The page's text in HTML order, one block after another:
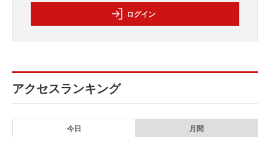
ログイン
アクセスランキング
今日 月間